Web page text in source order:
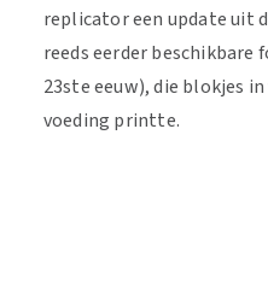
replicator een update uit
reeds eerder beschikbare
23ste eeuw), die blokjes
voeding printte.